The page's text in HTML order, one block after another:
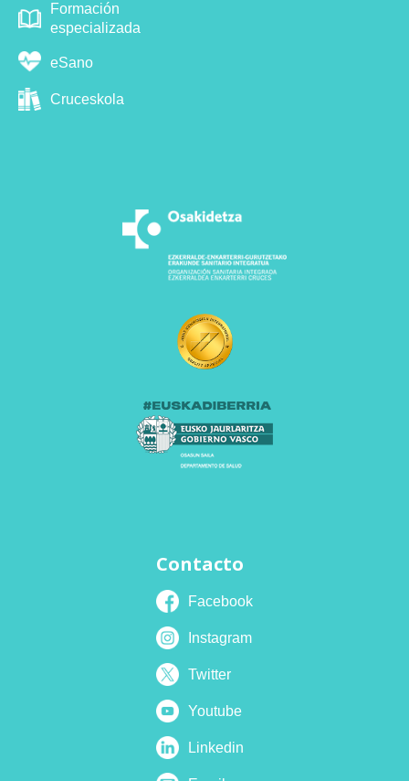
Formación
especializada
eSano
Cruceskola
Contacto
Facebook
Instagram
Twitter
Youtube
Linkedin